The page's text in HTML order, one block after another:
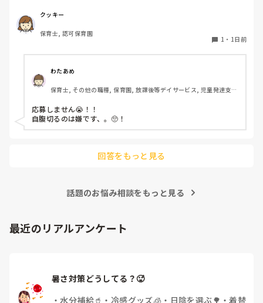
私としてはなかなか大きい金額なので、この時点で応募を迷
っているのですが、皆さんならどうしますか？
クッキー
保育士, 認可保育園
1 ・ 1日前
わたあめ
保育士, その他の職種, 保育園, 放課後等デイサービス, 児童発達支援
応募しません😭！！
自腹切るのは嫌です、。🥺！
回答をもっと見る
話題のお悩み相談をもっと見る
最近のリアルアンケート
暑さ対策どうしてる？🥵
・水分補給🥤 ・ 冷感グッズ🧊 ・ 日陰を選ぶ🌳 ・着替